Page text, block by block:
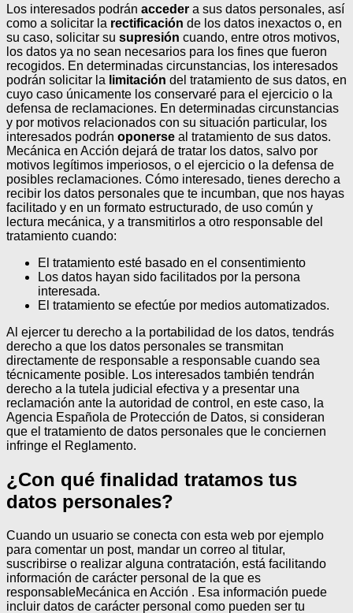
Los interesados podrán acceder a sus datos personales, así
como a solicitar la rectificación de los datos inexactos o, en
su caso, solicitar su supresión cuando, entre otros motivos,
los datos ya no sean necesarios para los fines que fueron
recogidos. En determinadas circunstancias, los interesados
podrán solicitar la limitación del tratamiento de sus datos, en
cuyo caso únicamente los conservaré para el ejercicio o la
defensa de reclamaciones. En determinadas circunstancias
y por motivos relacionados con su situación particular, los
interesados podrán oponerse al tratamiento de sus datos.
Mecánica en Acción dejará de tratar los datos, salvo por
motivos legítimos imperiosos, o el ejercicio o la defensa de
posibles reclamaciones. Cómo interesado, tienes derecho a
recibir los datos personales que te incumban, que nos hayas
facilitado y en un formato estructurado, de uso común y
lectura mecánica, y a transmitirlos a otro responsable del
tratamiento cuando:
El tratamiento esté basado en el consentimiento
Los datos hayan sido facilitados por la persona
interesada.
El tratamiento se efectúe por medios automatizados.
Al ejercer tu derecho a la portabilidad de los datos, tendrás
derecho a que los datos personales se transmitan
directamente de responsable a responsable cuando sea
técnicamente posible. Los interesados también tendrán
derecho a la tutela judicial efectiva y a presentar una
reclamación ante la autoridad de control, en este caso, la
Agencia Española de Protección de Datos, si consideran
que el tratamiento de datos personales que le conciernen
infringe el Reglamento.
¿Con qué finalidad tratamos tus
datos personales?
Cuando un usuario se conecta con esta web por ejemplo
para comentar un post, mandar un correo al titular,
suscribirse o realizar alguna contratación, está facilitando
información de carácter personal de la que es
responsableMecánica en Acción . Esa información puede
incluir datos de carácter personal como pueden ser tu